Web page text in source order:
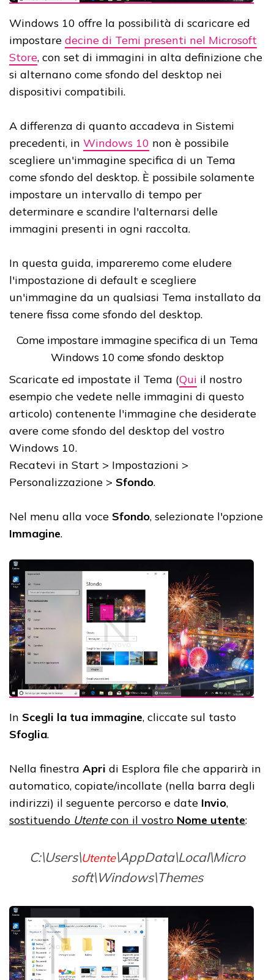
Windows 10 offre la possibilità di scaricare ed
impostare decine di Temi presenti nel Microsoft
Store, con set di immagini in alta definizione che
si alternano come sfondo del desktop nei
dispositivi compatibili.
A differenza di quanto accadeva in Sistemi
precedenti, in Windows 10 non è possibile
scegliere un'immagine specifica di un Tema
come sfondo del desktop. È possibile solamente
impostare un intervallo di tempo per
determinare e scandire l'alternarsi delle
immagini presenti in ogni raccolta.
In questa guida, impareremo come eludere
l'impostazione di default e scegliere
un'immagine da un qualsiasi Tema installato da
tenere fissa come sfondo del desktop.
Come impostare immagine specifica di un Tema
Windows 10 come sfondo desktop
Scaricate ed impostate il Tema (Qui il nostro
esempio che vedete nelle immagini di questo
articolo) contenente l'immagine che desiderate
avere come sfondo del desktop del vostro
Windows 10.
Recatevi in Start > Impostazioni >
Personalizzazione > Sfondo.
Nel menu alla voce Sfondo, selezionate l'opzione
Immagine.
In Scegli la tua immagine, cliccate sul tasto
Sfoglia.
Nella finestra Apri di Esplora file che apparirà in
automatico, copiate/incollate (nella barra degli
indirizzi) il seguente percorso e date Invio,
sostituendo Utentecon il vostro Nome utente:
C:\Users\Utente\AppData\Local\Micro
soft\Windows\Themes